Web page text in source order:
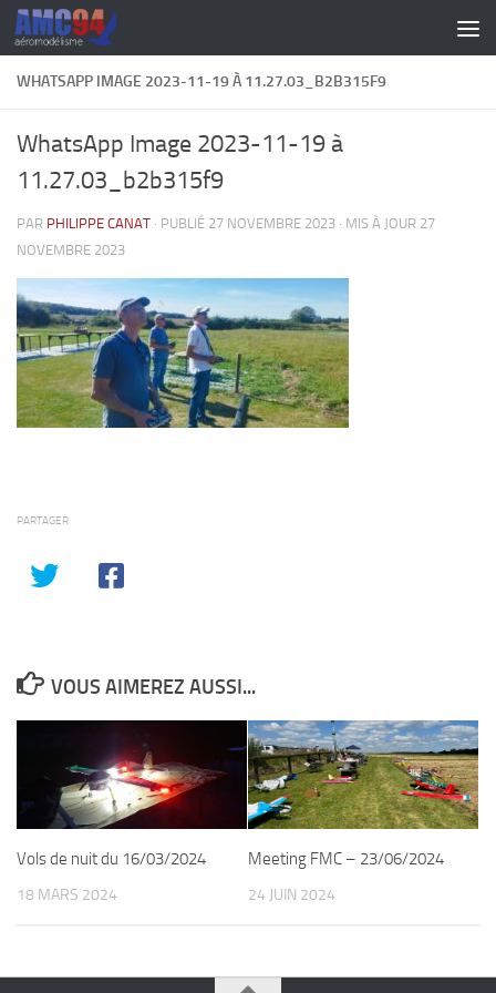
Skip to content
WHATSAPP IMAGE 2023-11-19 À 11.27.03_B2B315F9
WhatsApp Image 2023-11-19 à
11.27.03_b2b315f9
PAR PHILIPPE CANAT · PUBLIÉ 27 NOVEMBRE 2023 · MIS À JOUR 27
NOVEMBRE 2023
PARTAGER
VOUS AIMEREZ AUSSI...
Vols de nuit du 16/03/2024
18 MARS 2024
Meeting FMC – 23/06/2024
24 JUIN 2024